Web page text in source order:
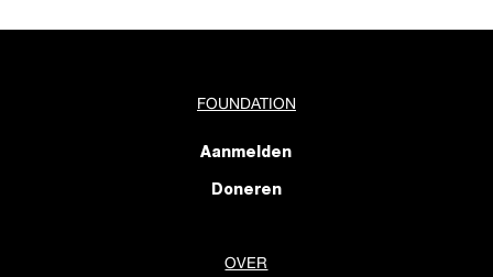
FOUNDATION
Aanmelden
Doneren
OVER